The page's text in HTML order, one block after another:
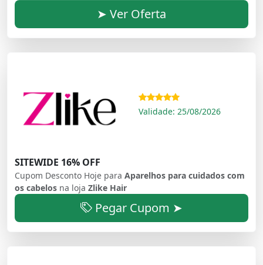
➤ Ver Oferta
Validade: 25/08/2026
SITEWIDE 16% OFF
Cupom Desconto Hoje para Aparelhos para cuidados com
os cabelos na loja Zlike Hair
Pegar Cupom ➤